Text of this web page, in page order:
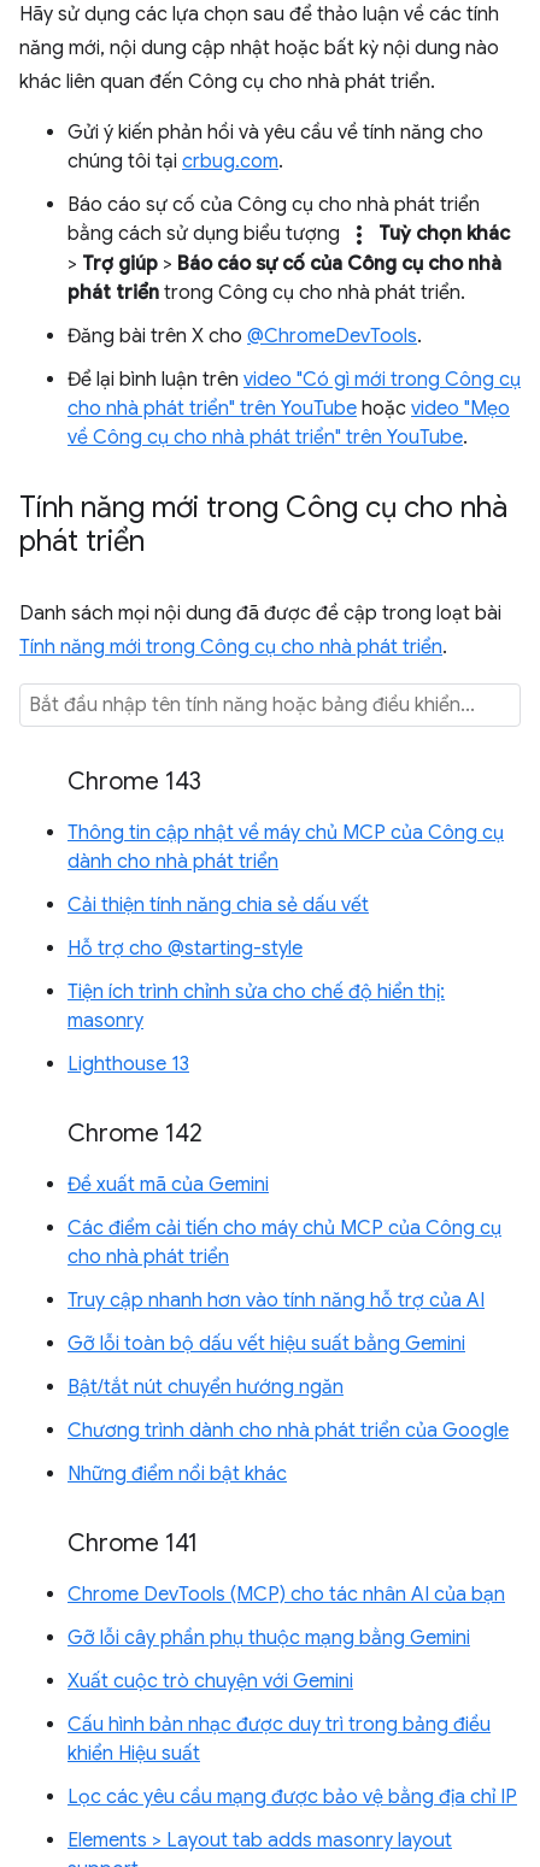
Hãy sử dụng các lựa chọn sau để thảo luận về các tính
năng mới, nội dung cập nhật hoặc bất kỳ nội dung nào
khác liên quan đến Công cụ cho nhà phát triển.
Gửi ý kiến phản hồi và yêu cầu về tính năng cho
chúng tôi tại crbug.com.
Báo cáo sự cố của Công cụ cho nhà phát triển
bằng cách sử dụng biểu tượng
more_vert
Tuỳ chọn khác
> Trợ giúp > Báo cáo sự cố của Công cụ cho nhà
phát triển trong Công cụ cho nhà phát triển.
Đăng bài trên X cho @ChromeDevTools.
Để lại bình luận trên video "Có gì mới trong Công cụ
cho nhà phát triển" trên YouTube hoặc video "Mẹo
về Công cụ cho nhà phát triển" trên YouTube.
Tính năng mới trong Công cụ cho nhà
phát triển
Danh sách mọi nội dung đã được đề cập trong loạt bài
Tính năng mới trong Công cụ cho nhà phát triển.
Chrome 143
Thông tin cập nhật về máy chủ MCP của Công cụ
dành cho nhà phát triển
Cải thiện tính năng chia sẻ dấu vết
Hỗ trợ cho @starting-style
Tiện ích trình chỉnh sửa cho chế độ hiển thị:
masonry
Lighthouse 13
Chrome 142
Đề xuất mã của Gemini
Các điểm cải tiến cho máy chủ MCP của Công cụ
cho nhà phát triển
Truy cập nhanh hơn vào tính năng hỗ trợ của AI
Gỡ lỗi toàn bộ dấu vết hiệu suất bằng Gemini
Bật/tắt nút chuyển hướng ngăn
Chương trình dành cho nhà phát triển của Google
Những điểm nổi bật khác
Chrome 141
Chrome DevTools (MCP) cho tác nhân AI của bạn
Gỡ lỗi cây phần phụ thuộc mạng bằng Gemini
Xuất cuộc trò chuyện với Gemini
Cấu hình bản nhạc được duy trì trong bảng điều
khiển Hiệu suất
Lọc các yêu cầu mạng được bảo vệ bằng địa chỉ IP
Elements > Layout tab adds masonry layout